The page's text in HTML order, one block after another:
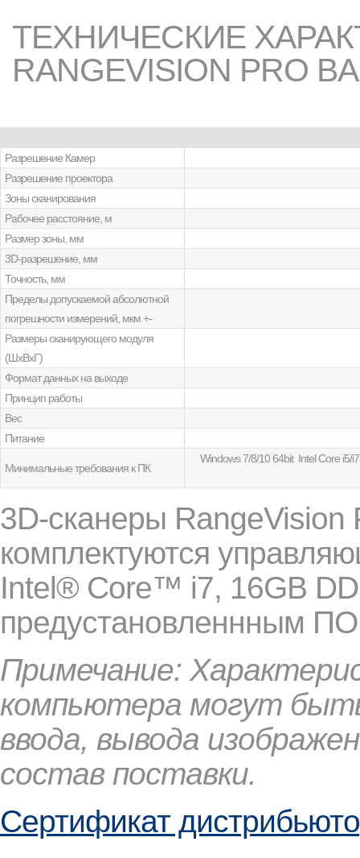
ТЕХНИЧЕСКИЕ
RANGEVISION PRO
Разрешение Камер
Разрешение проектора
Зоны сканирования
Рабочее расстояние, м
Размер зоны, мм
3D-разрешение, мм
Точность, мм
Пределы допускаемой абсолютной
погрешности измерений, мкм +-
Размеры сканирующего модуля
(ШxВxГ)
Формат данных на выходе
Принцип работы
Вес
Питание
Минимальные требования к ПК
Windows 7/8/10 64bit Intel Core i5/
3D-сканеры RangeVision
комплектуются
Intel® Core™ i7, 16GB
предустановленнным
Примечание:
компьютера могут
ввода, вывода
состав поставки.
Сертификат